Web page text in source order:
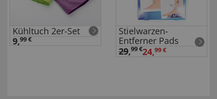
Kühltuch 2er-Set
9,99 €
Stielwarzen-
Entferner Pads
29,99 €24,99 €